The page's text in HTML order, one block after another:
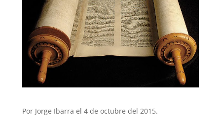
Por Jorge Ibarra el 4 de octubre del 2015.